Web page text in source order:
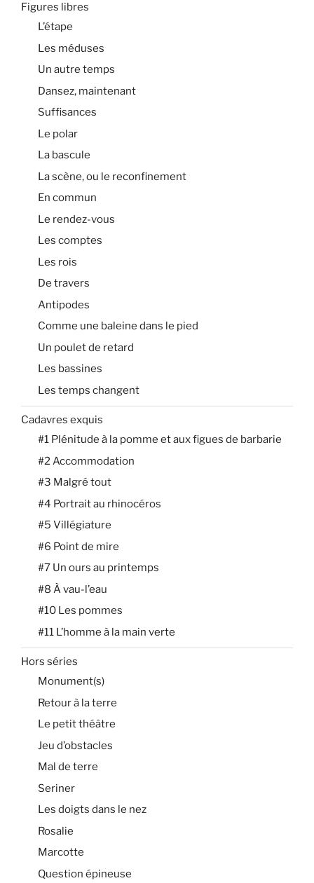
Figures libres
L’étape
Les méduses
Un autre temps
Dansez, maintenant
Suffisances
Le polar
La bascule
La scène, ou le reconfinement
En commun
Le rendez-vous
Les comptes
Les rois
De travers
Antipodes
Comme une baleine dans le pied
Un poulet de retard
Les bassines
Les temps changent
Cadavres exquis
#1 Plénitude à la pomme et aux figues de barbarie
#2 Accommodation
#3 Malgré tout
#4 Portrait au rhinocéros
#5 Villégiature
#6 Point de mire
#7 Un ours au printemps
#8 À vau-l’eau
#10 Les pommes
#11 L’homme à la main verte
Hors séries
Monument(s)
Retour à la terre
Le petit théâtre
Jeu d’obstacles
Mal de terre
Seriner
Les doigts dans le nez
Rosalie
Marcotte
Question épineuse